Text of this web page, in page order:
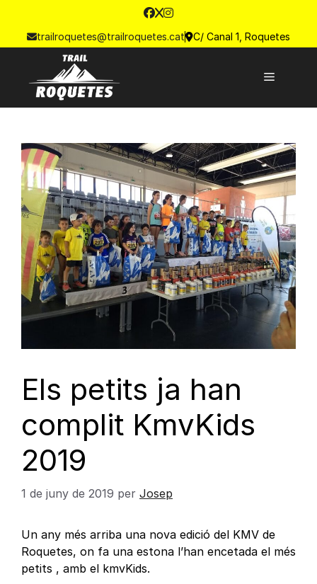
trailroquetes@trailroquetes.cat C/ Canal 1, Roquetes
Els petits ja han
complit KmvKids
2019
1 de juny de 2019 per Josep
Un any més arriba una nova edició del KMV de
Roquetes, on fa una estona l’han encetada el més
petits , amb el kmvKids.